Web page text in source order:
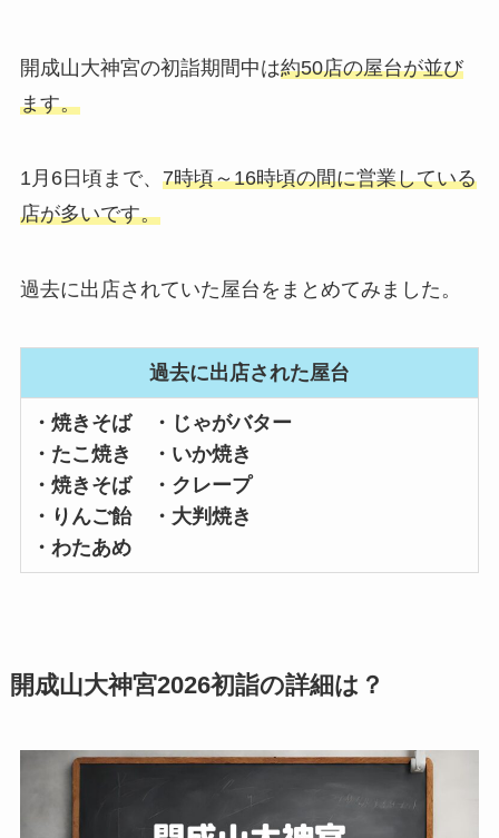
開成山大神宮の初詣期間中は約50店の屋台が並び
ます。
1月6日頃まで、 7時頃～16時頃の間に営業している
店が多いです。
過去に出店されていた屋台をまとめてみました。
過去に出店された屋台
・焼きそば ・じゃがバター
・たこ焼き ・いか焼き
・焼きそば ・クレープ
・りんご飴 ・大判焼き
・わたあめ
開成山大神宮2026初詣の詳細は？